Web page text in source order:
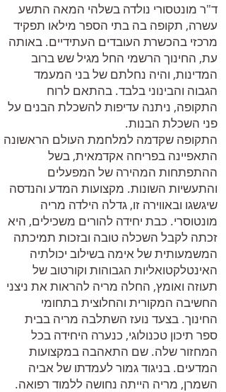
ד"ר מונטסורי נולדה בשלהי המאה התשע
עשרה, תקופה בה בתי הספר מילאו תפקיד
מרכזי בהכשרת העובדים העתידיים. באותה
עת, החינוך הרשמי החל מגיל שש ברוב
המדינות, והיה נחלתם של בני המעמד
הגבוה והבינוני בלבד. בהתאם לרוח
התקופה, ניתנה עדיפות להשכלת הבנים על
פני השכלת הבנות.
התקופה שקדמה למלחמת העולם הראשונה
התאפיינה בפריחה אקדמאית, בשל
ההתפתחות המהירה של המפעלים
והתעשיות השונות. מקצועות המדע והנדסה
שיגשגו ובאווירה זו, גדלה הילדה מריה
מונטוסרי. כבת יחידה להורים משכילים, היא
זכתה לקבל השכלה טובה ובזכות תמיכתה
המשמעותית של אימה בשילוב יכולתיה
האינטלקטואליות הגבוהות וקורטוב של
תעוזה ואומץ, החלה מריה להראות את ניצני
החשיבה המקורית והחלוצית בתחומי
החינוך. בצעד נועז השתלבה מריה בבית
ספר תיכון טכנולוגי, כנערה היחידה בכל
המחזור שלה. שם התאהבה במקצועות
המדעים. בניגוד גמור לעמדתו של אביה
השמרן, מריה הייתה נחושה ללמוד רפואה.